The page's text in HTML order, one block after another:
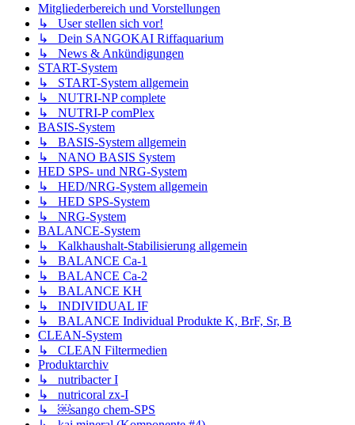
Mitgliederbereich und Vorstellungen
↳ User stellen sich vor!
↳ Dein SANGOKAI Riffaquarium
↳ News & Ankündigungen
START-System
↳ START-System allgemein
↳ NUTRI-NP complete
↳ NUTRI-P comPlex
BASIS-System
↳ BASIS-System allgemein
↳ NANO BASIS System
HED SPS- und NRG-System
↳ HED/NRG-System allgemein
↳ HED SPS-System
↳ NRG-System
BALANCE-System
↳ Kalkhaushalt-Stabilisierung allgemein
↳ BALANCE Ca-1
↳ BALANCE Ca-2
↳ BALANCE KH
↳ INDIVIDUAL IF
↳ BALANCE Individual Produkte K, BrF, Sr, B
CLEAN-System
↳ CLEAN Filtermedien
Produktarchiv
↳ nutribacter I
↳ nutricoral zx-I
↳ ￼sango chem-SPS